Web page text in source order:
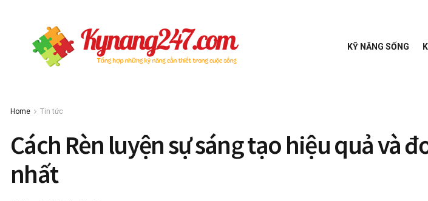
KỸ NĂNG SỐNG
Home Tin tức
Cách Rèn luyện sự sáng tạo hiệu quả và
nhất